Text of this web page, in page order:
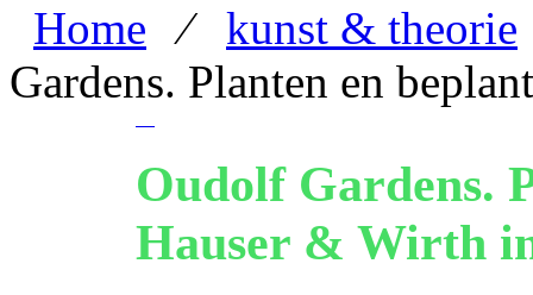
Home ⁄ kunst & theorie
Gardens. Planten en
Oudolf Gardens.
Hauser & Wirth